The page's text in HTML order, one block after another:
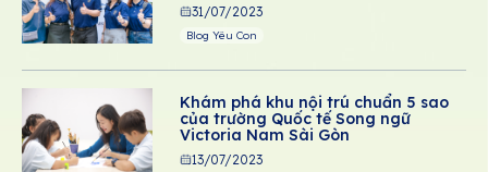
31/07/2023
Blog Yêu Con
Khám phá khu nội trú chuẩn 5 sao
của trường Quốc tế Song ngữ
Victoria Nam Sài Gòn
13/07/2023